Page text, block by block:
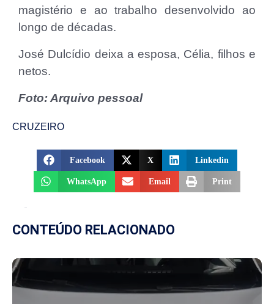
magistério e ao trabalho desenvolvido ao
longo de décadas.
José Dulcídio deixa a esposa, Célia, filhos e
netos.
Foto: Arquivo pessoal
CRUZEIRO
Facebook X Linkedin
WhatsApp Email Print
CONTEÚDO RELACIONADO